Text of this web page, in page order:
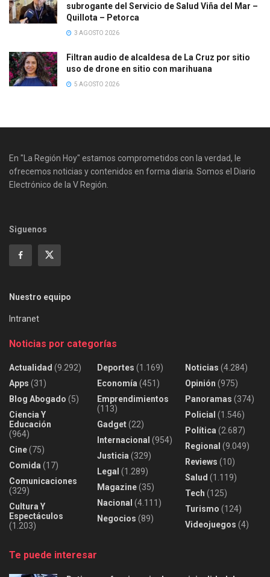
subrogante del Servicio de Salud Viña del Mar –
Quillota – Petorca
3 AGOSTO 2026
Filtran audio de alcaldesa de La Cruz por sitio
uso de drone en sitio con marihuana
5 AGOSTO 2026
En "La Región Hoy" estamos comprometidos con la verdad, le
ofrecemos noticias y contenidos en forma diaria. Somos el Diario
Electrónico de la V Región.
Siguenos
Nuestro equipo
Intranet
Noticias por categorías
Actualidad (9.292)
Apps (31)
Blog Abogado (5)
Ciencia Y
Educación
(964)
Cine(75)
Comida (17)
Comunicaciones
(329)
Cultura Y
Espectáculos
(1.203)
Deportes (1.169)
Economía (451)
Emprendimientos
(113)
Gadget(22)
Internacional (954)
Justicia (329)
Legal (1.289)
Magazine(35)
Nacional (4.111)
Negocios (89)
Noticias (4.284)
Opinión (975)
Panoramas (374)
Policial (1.546)
Política (2.687)
Regional (9.049)
Reviews (10)
Salud (1.119)
Tech (125)
Turismo (124)
Videojuegos (4)
Te puede interesar